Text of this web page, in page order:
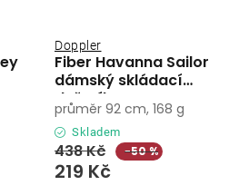
Fiber Havanna Sailor
dámský skládací
deštník
Doppler
Skladem
219 Kč
438 Kč −50 %
průměr 92 cm, 168 g